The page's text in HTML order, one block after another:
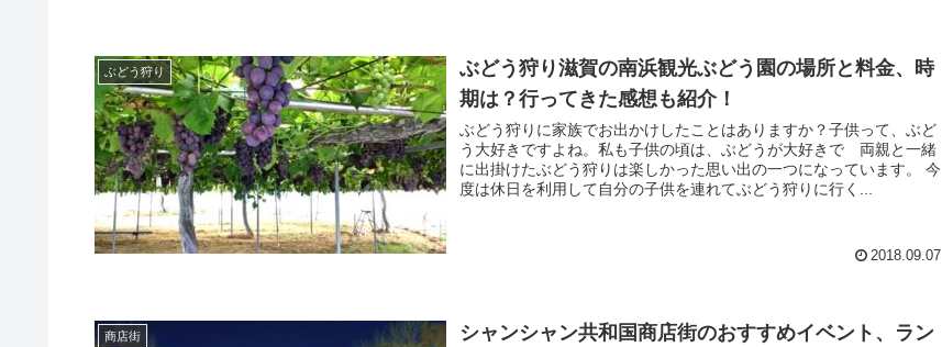
ぶどう狩り
ぶどう狩り滋賀の南浜観光ぶどう園の場所と料金、時
期は？行ってきた感想も紹介！
ぶどう狩りに家族でお出かけしたことはありますか？子供って、ぶど
う大好きですよね。私も子供の頃は、ぶどうが大好きで 両親と一緒
に出掛けたぶどう狩りは楽しかった思い出の一つになっています。 今
度は休日を利用して自分の子供を連れてぶどう狩りに行く...
2018.09.07
商店街
シャンシャン共和国商店街のおすすめイベント、ラン